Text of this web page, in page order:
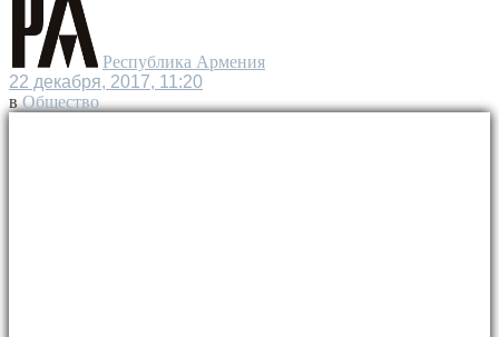
Республика Армения
22 декабря, 2017, 11:20
в Общество